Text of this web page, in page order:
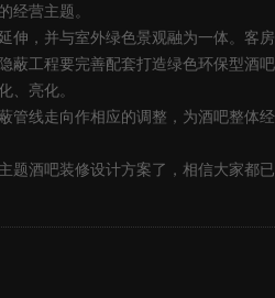
经营主题。
，并与室外绿色景观融为一体。客
工程要完善配套打造绿色环保型酒
、亮化。
线走向作相应的调整，为酒吧整体
酒吧装修设计方案了，相信大家都